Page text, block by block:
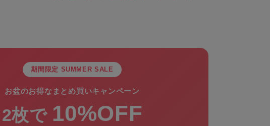
期間限定 SUMMER SALE
お盆のお得なまとめ買いキャンペーン
2枚で 10%OFF